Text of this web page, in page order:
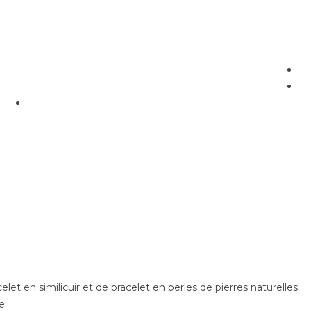
en similicuir et de bracelet en perles de pierres naturelles